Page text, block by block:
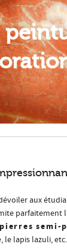
aux
parfaitement
semi-
le lapis lazuli,